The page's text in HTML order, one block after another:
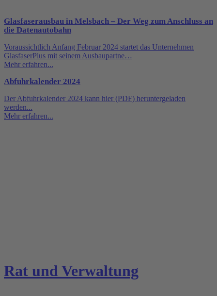
Glasfaserausbau in Melsbach – Der Weg zum Anschluss an
die Datenautobahn
Voraussichtlich Anfang Februar 2024 startet das Unternehmen
GlasfaserPlus mit seinem Ausbaupartne…
Mehr erfahren...
Abfuhrkalender 2024
Der Abfuhrkalender 2024 kann hier (PDF) heruntergeladen
werden...
Mehr erfahren...
Rat und Verwaltung